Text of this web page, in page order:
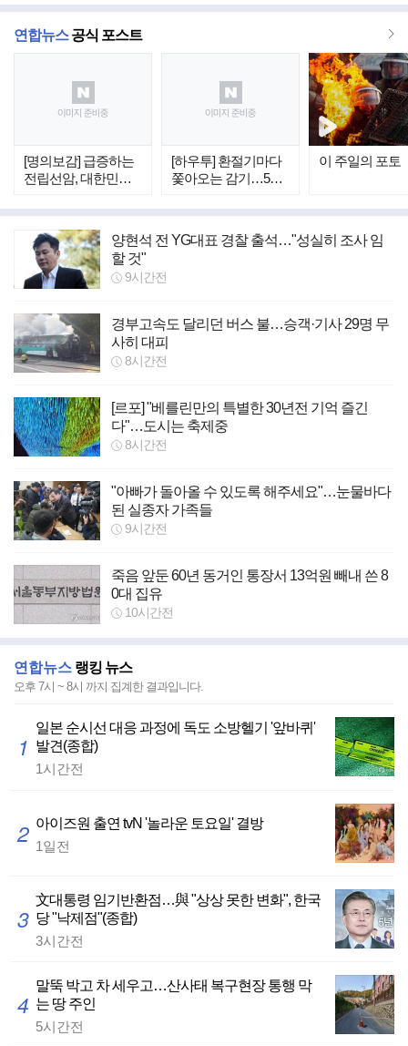
연합뉴스공식 포스트
더
보
기
[명의보감] 급증하는
전립선암, 대한민국
다
[하우투] 환절기마다
쫓아오는 감기…5가
이 주일의 포토
양현석 전 YG대표 경찰 출석…"성실히 조사 임
할 것"
9시간전
경부고속도 달리던 버스 불…승객·기사 29명 무
사히 대피
8시간전
[르포] "베를린만의 특별한 30년전 기억 즐긴
다"…도시는 축제중
8시간전
"아빠가 돌아올 수 있도록 해주세요"…눈물바다
된 실종자 가족들
9시간전
죽음 앞둔 60년 동거인 통장서 13억원 빼내 쓴 8
0대 집유
10시간전
연합뉴스랭킹 뉴스
오후 7시 ~ 8시 까지 집계한 결과입니다.
1
일본 순시선 대응 과정에 독도 소방헬기 '앞바퀴'
발견(종합)
1시간전
2 아이즈원 출연 tvN '놀라운 토요일' 결방
1일전
3
文대통령 임기반환점…與 "상상 못한 변화", 한국
당 "낙제점"(종합)
3시간전
4
말뚝 박고 차 세우고…산사태 복구현장 통행 막
는 땅 주인
5시간전